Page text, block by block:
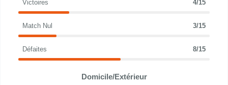
Victoires 4/15
Match Nul 3/15
Défaites 8/15
Domicile/Extérieur